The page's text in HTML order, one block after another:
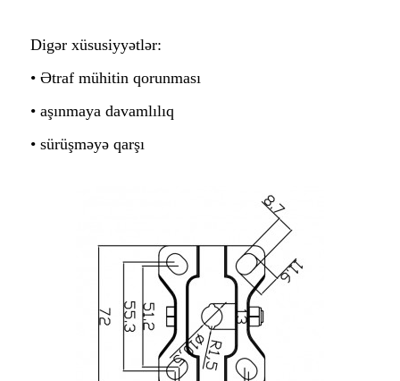
Digər xüsusiyyətlər:
• Ətraf mühitin qorunması
• aşınmaya davamlılıq
• sürüşməyə qarşı